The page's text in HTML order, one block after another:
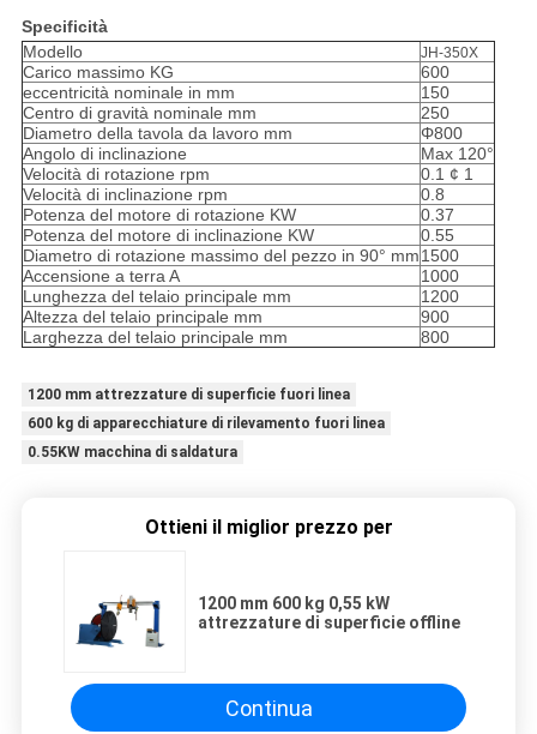
Specificità
Modello
JH-350X
Carico massimo KG
600
eccentricità nominale in mm
150
Centro di gravità nominale mm
250
Diametro della tavola da lavoro mm
Φ800
Angolo di inclinazione
Max 120°
Velocità di rotazione rpm
0.1 ¢ 1
Velocità di inclinazione rpm
0.8
Potenza del motore di rotazione KW
0.37
Potenza del motore di inclinazione KW
0.55
Diametro di rotazione massimo del pezzo in 90° mm1500
Accensione a terra A
1000
Lunghezza del telaio principale mm
1200
Altezza del telaio principale mm
900
Larghezza del telaio principale mm
800
1200 mm attrezzature di superficie fuori linea
600 kg di apparecchiature di rilevamento fuori linea
0.55KW macchina di saldatura
Ottieni il miglior prezzo per
1200 mm 600 kg 0,55 kW
attrezzature di superficie offline
Continua